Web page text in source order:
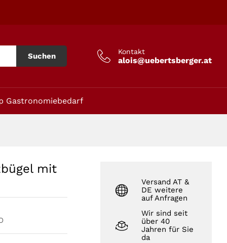
Suchen
Kontakt
alois@uebertsberger.at
Gastronomiebedarf
mit
Versand AT &
DE weitere
auf Anfragen
Wir sind seit
über 40
Jahren für Sie
da